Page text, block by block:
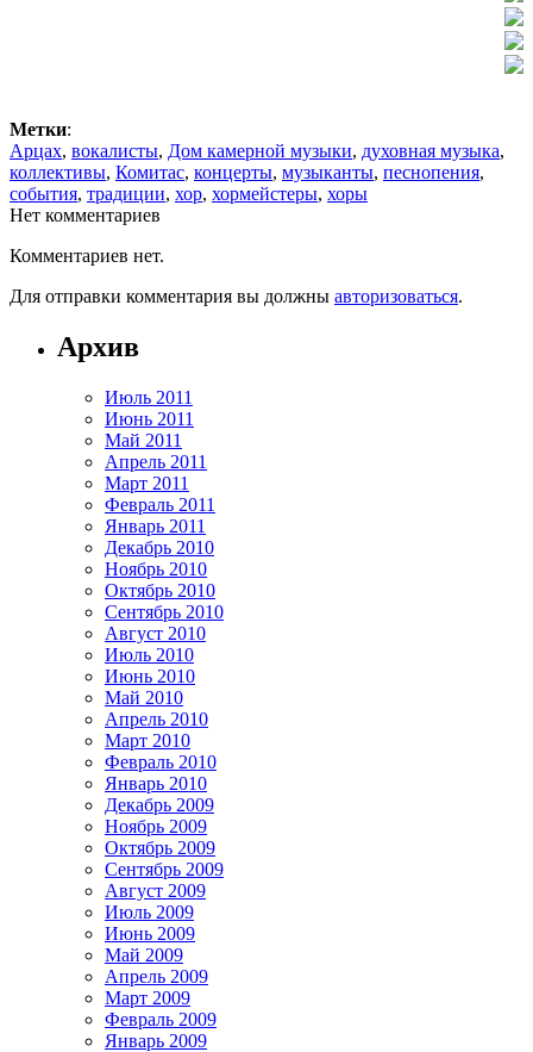
Метки:
Арцах, вокалисты, Дом камерной музыки, духовная музыка,
коллективы, Комитас, концерты, музыканты, песнопения,
события, традиции, хор, хормейстеры, хоры
Нет комментариев
Комментариев нет.
Для отправки комментария вы должны авторизоваться.
Архив
Июль 2011
Июнь 2011
Май 2011
Апрель 2011
Март 2011
Февраль 2011
Январь 2011
Декабрь 2010
Ноябрь 2010
Октябрь 2010
Сентябрь 2010
Август 2010
Июль 2010
Июнь 2010
Май 2010
Апрель 2010
Март 2010
Февраль 2010
Январь 2010
Декабрь 2009
Ноябрь 2009
Октябрь 2009
Сентябрь 2009
Август 2009
Июль 2009
Июнь 2009
Май 2009
Апрель 2009
Март 2009
Февраль 2009
Январь 2009